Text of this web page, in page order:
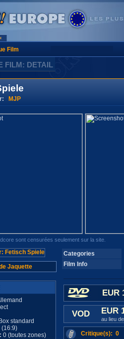
Film
FILM: DETAIL
MJP
sont censurées seulement sur la site.
Jaquette
Box standard
(16:9)
0 (toutes zones)
Categories
Film Info
EUR
VOD EUR
au lieu
Critique(s): 0